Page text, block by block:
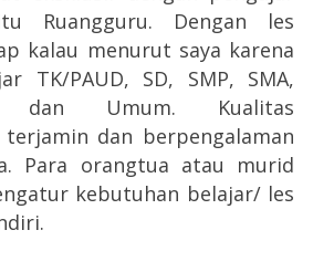
Ruangguru. Dengan les
kalau menurut saya karena
TK/PAUD, SD, SMP, SMA,
dan Umum. Kualitas
terjamin dan berpengalaman
Para orangtua atau murid
kebutuhan belajar/ les